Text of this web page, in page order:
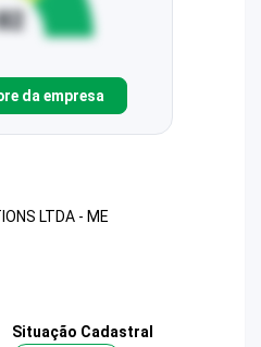
da empresa
LTDA - ME
Situação Cadastral